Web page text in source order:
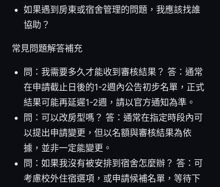
如果遇到房東或宿舍管理的問題，我應該找誰
協助？
常見問題解答補充
問：我需要多久才能收到審核結果？ 答：通常
在申請截止日後的1-2週內公告初步名單，正式
結果可能再延遲1-2週，請以官方通知為準。
問：可以改房型嗎？ 答：通常在指定時段內可
以提出申請變更，但以名額與審核結果為依
據，並非一定能變更。
問：如果我沒有被安排到宿舍怎麼辦？ 答：可
考慮校外住宿選項，或申請候補名單，等待下